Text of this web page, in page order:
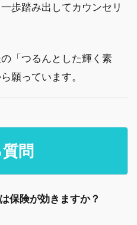
歩踏み出してカウンセリ
「つるんとした輝く素
願っています。
問
保険が効きますか？